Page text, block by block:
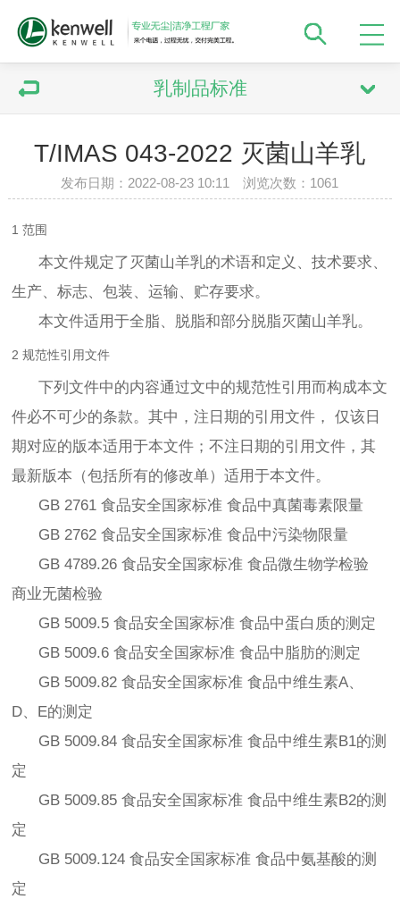
乳制品标准
T/IMAS 043-2022 灭菌山羊乳
发布日期：2022-08-23 10:11 浏览次数： 1061
1 范围
本文件规定了灭菌山羊乳的术语和定义、技术要求、
生产、标志、包装、运输、贮存要求。
本文件适用于全脂、脱脂和部分脱脂灭菌山羊乳。
2 规范性引用文件
下列文件中的内容通过文中的规范性引用而构成本文
件必不可少的条款。其中，注日期的引用文件， 仅该日
期对应的版本适用于本文件；不注日期的引用文件，其
最新版本（包括所有的修改单）适用于本文件。
GB 2761 食品安全国家标准 食品中真菌毒素限量
GB 2762 食品安全国家标准 食品中污染物限量
GB 4789.26 食品安全国家标准 食品微生物学检验
商业无菌检验
GB 5009.5 食品安全国家标准 食品中蛋白质的测定
GB 5009.6 食品安全国家标准 食品中脂肪的测定
GB 5009.82 食品安全国家标准 食品中维生素A、
D、E的测定
GB 5009.84 食品安全国家标准 食品中维生素B1的测
定
GB 5009.85 食品安全国家标准 食品中维生素B2的测
定
GB 5009.124 食品安全国家标准 食品中氨基酸的测
定